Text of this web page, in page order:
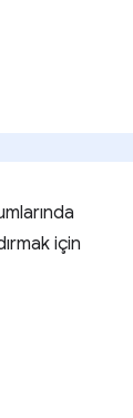
için